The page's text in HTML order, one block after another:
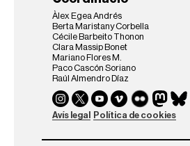
Àlex Egea Andrés
Berta Maristany Corbella
Cécile Barbeito Thonon
Clara Massip Bonet
Mariano Flores M.
Paco Cascón Soriano
Raúl Almendro Díaz
Avís legal Política de cookies